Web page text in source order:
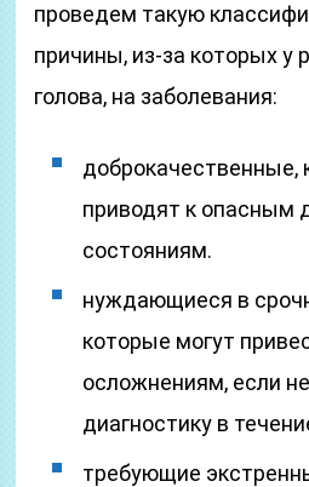
проведем такую
причины, из-за которых у
голова, на заболевания:
доброкачественные,
приводят к опасным
состояниям.
нуждающиеся в
которые могут
осложнениям, если
диагностику в
требующие